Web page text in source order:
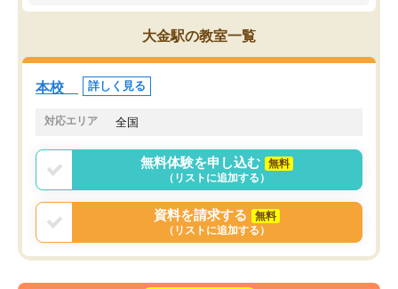
かと思った。
常に効果を実感している
すめできる塾です。
大金駅の教室一覧
本校 詳しく見る
対応エリア 全国
無料体験を申し込む
無料
（リストに追加する）
資料を請求する
無料
（リストに追加する）